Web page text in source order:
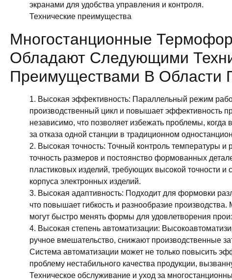
экранами для удобства управления и контроля.
Технические преимущества
Многостанционные
Обладают Следующими
Преимуществами В Области
1. Высокая эффективность: Параллельный режим
производственный цикл и повышает эффективность
независимо, что позволяет избежать проблемы, когда
за отказа одной станции в традиционном
2. Высокая точность: Точный контроль температуры
точность размеров и постоянство формованных
пластиковых изделий, требующих высокой точности и
корпуса электронных изделий.
3. Высокая адаптивность: Подходит для формовки
что повышает гибкость и разнообразие
могут быстро менять формы для удовлетворения
4. Высокая степень автоматизации:
ручное вмешательство, снижают производственные
Система автоматизации может не только повысить
проблему нестабильного качества продукции,
Техническое обслуживание и уход за